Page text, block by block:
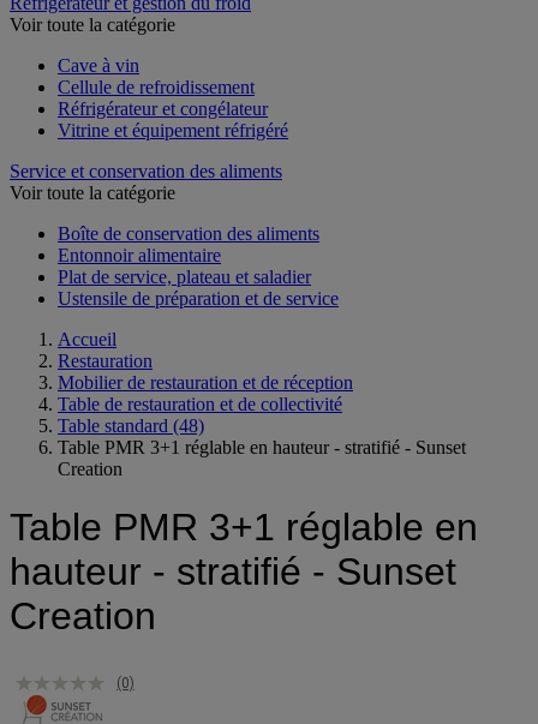
Réfrigérateur et gestion du froid
Cave à vin
Cellule de refroidissement
Réfrigérateur et congélateur
Service et conservation des aliments
Boîte de conservation des aliments
Entonnoir alimentaire
Plat de service, plateau et saladier
Accueil
Restauration
Mobilier de restauration et de réception
Table de restauration et de collectivité
Table standard (48)
Table PMR 3+1 réglable en hauteur - stratifié - Sunset
Table PMR 3+1 réglable en
hauteur - stratifié - Sunset
Creation